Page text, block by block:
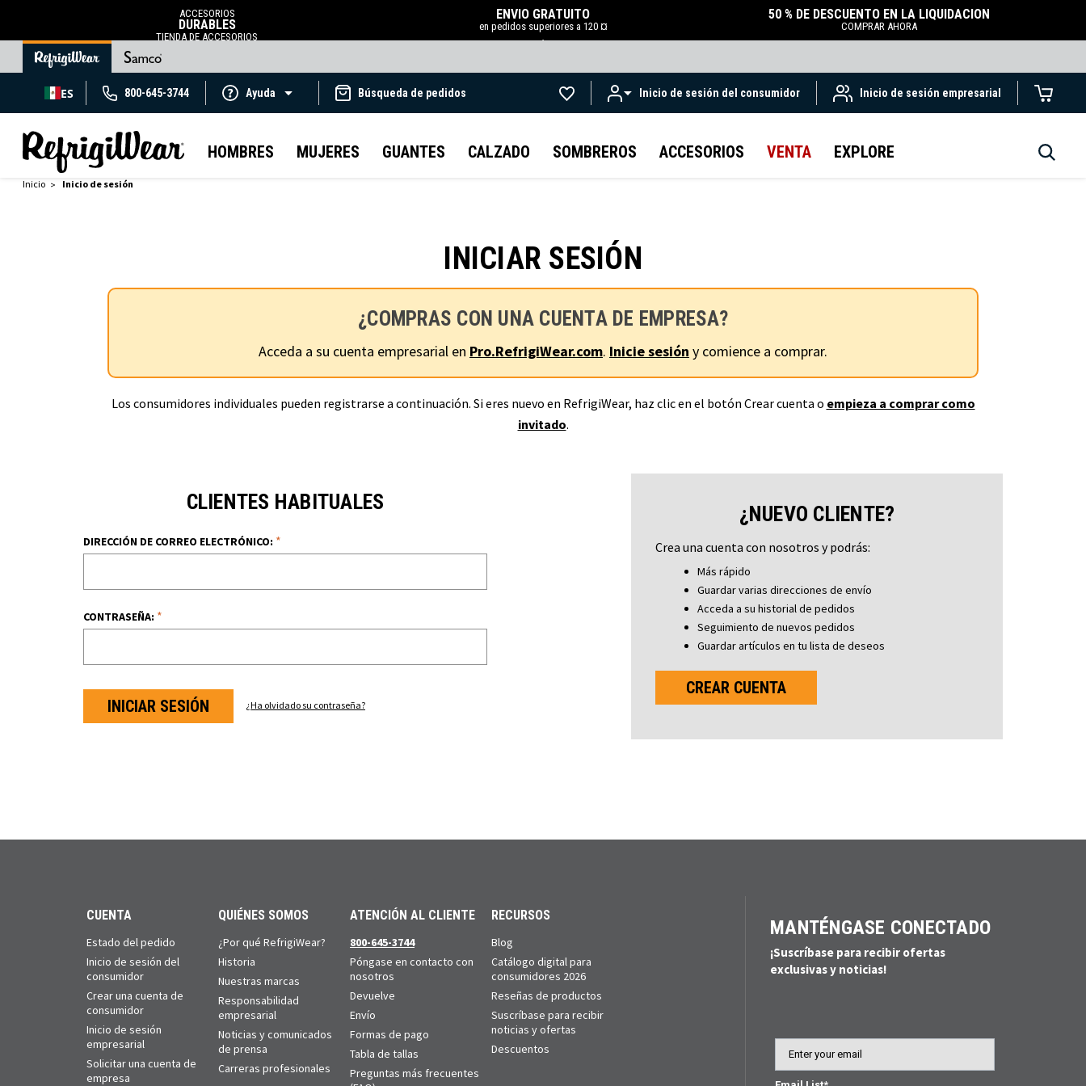
ACCESORIOS
DURABLES
TIENDA DE ACCESORIOS
ENVÍO GRATUITO
en pedidos superiores a 120 ¤
.
50 % DE DESCUENTO EN LA LIQUIDACIÓN
COMPRAR AHORA
ES 800-645-3744 Ayuda Búsqueda de pedidos Inicio de sesión del consumidor Inicio de sesión empresarial
HOMBRES MUJERES GUANTES CALZADO SOMBREROS ACCESORIOS VENTA EXPLORE
Inicio Inicio de sesión
INICIAR SESIÓN
¿COMPRAS CON UNA CUENTA DE EMPRESA?
Acceda a su cuenta empresarial en Pro.RefrigiWear.com. Inicie sesión y comience a comprar.
Los consumidores individuales pueden registrarse a continuación. Si eres nuevo en RefrigiWear, haz clic en el botón Crear cuenta o empieza a comprar como
invitado.
CLIENTES HABITUALES
DIRECCIÓN DE CORREO ELECTRÓNICO: *
CONTRASEÑA: *
¿Ha olvidado su contraseña?
¿NUEVO CLIENTE?
Crea una cuenta con nosotros y podrás:
Más rápido
Guardar varias direcciones de envío
Acceda a su historial de pedidos
Seguimiento de nuevos pedidos
Guardar artículos en tu lista de deseos
CREAR CUENTA
CUENTA
Estado del pedido
Inicio de sesión del
consumidor
Crear una cuenta de
consumidor
Inicio de sesión
empresarial
Solicitar una cuenta de
empresa
QUIÉNES SOMOS
¿Por qué RefrigiWear?
Historia
Nuestras marcas
Responsabilidad
empresarial
Noticias y comunicados
de prensa
Carreras profesionales
ATENCIÓN AL CLIENTE
800-645-3744
Póngase en contacto con
nosotros
Devuelve
Envío
Formas de pago
Tabla de tallas
Preguntas más frecuentes
RECURSOS
Blog
Catálogo digital para
consumidores 2026
Reseñas de productos
Suscríbase para recibir
noticias y ofertas
Descuentos
MANTÉNGASE CONECTADO
¡Suscríbase para recibir ofertas
exclusivas y noticias!